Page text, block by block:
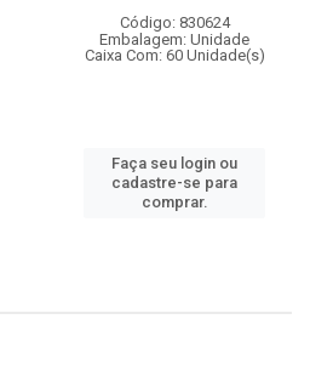
Código: 830624
Embalagem: Unidade
Caixa Com: 60 Unidade(s)
Faça seu login ou
cadastre-se para
comprar.